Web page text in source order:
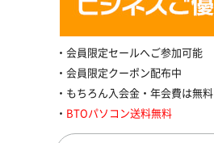
会員限定セールへご参加可能
会員限定クーポン配布中
もちろん入会金・年会費は無料
BTOパソコン送料無料